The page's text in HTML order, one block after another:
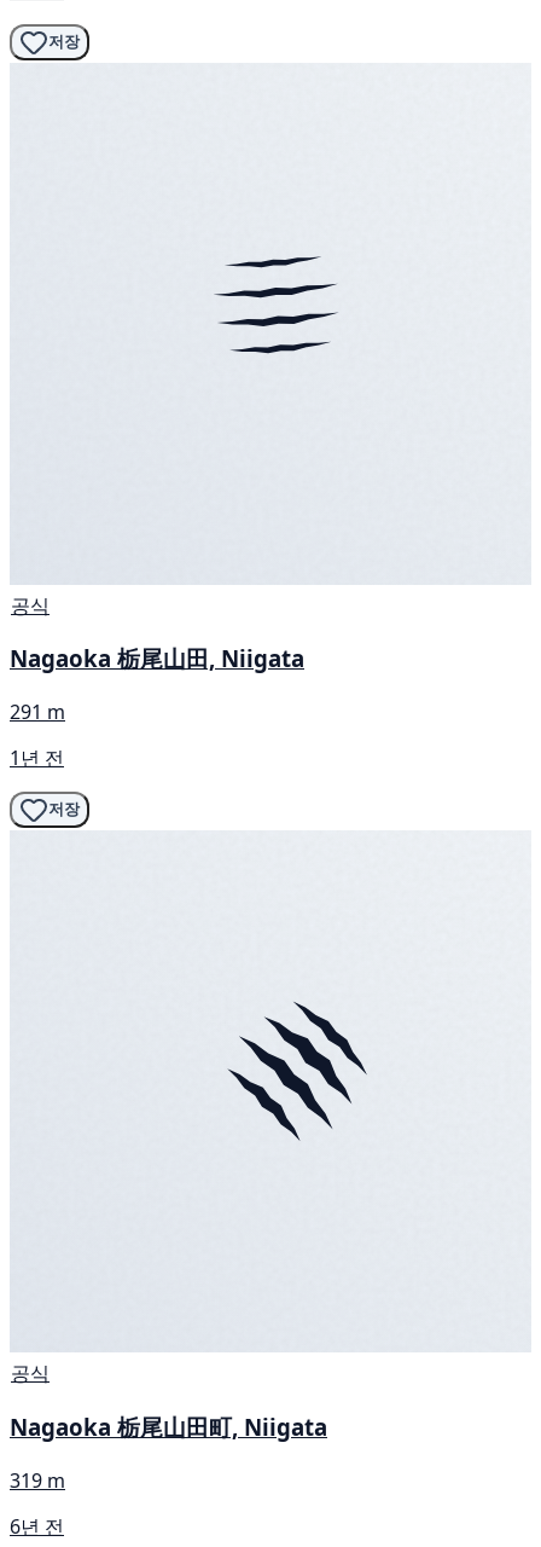
저장
공식
Nagaoka 栃尾山田, Niigata
291 m
1년 전
저장
공식
Nagaoka 栃尾山田町, Niigata
319 m
6년 전